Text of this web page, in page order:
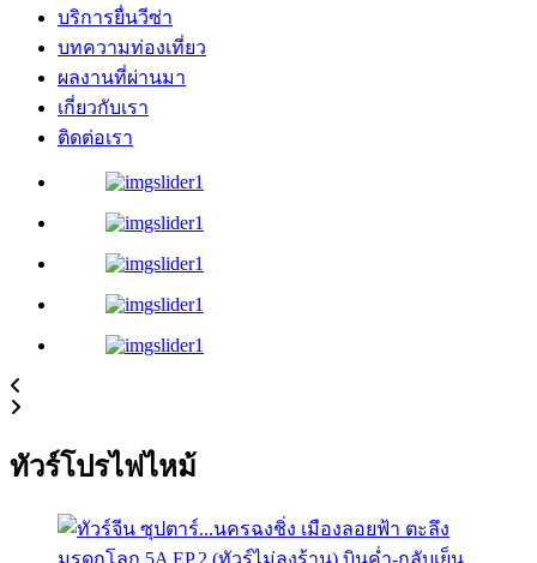
บริการยื่นวีซ่า
บทความท่องเที่ยว
ผลงานที่ผ่านมา
เกี่ยวกับเรา
ติดต่อเรา
ทัวร์โปรไฟไหม้